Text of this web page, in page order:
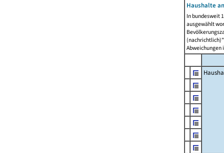
Haushalte
In bundesweit
ausgewählt
Abweichungen